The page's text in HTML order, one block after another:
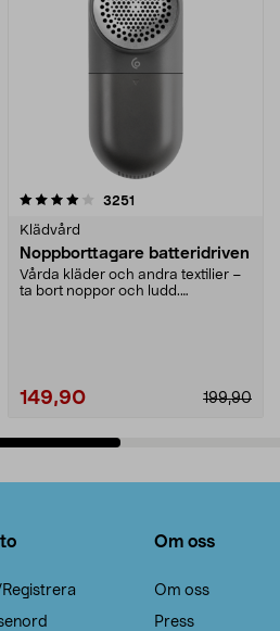
3251
Klädvård
Noppborttagare batteridriven
Vårda kläder och andra textilier –
ta bort noppor och ludd.
199,90
149,90
4.5av 5 stjärnor
Om oss
Om oss
Press